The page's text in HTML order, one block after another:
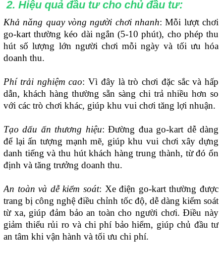
2. Hiệu quả đầu tư cho chủ đầu tư:
Khả năng quay vòng người chơi nhanh: Mỗi lượt chơi
go-kart thường kéo dài ngắn (5-10 phút), cho phép thu
hút số lượng lớn người chơi mỗi ngày và tối ưu hóa
doanh thu.
Phí trải nghiệm cao: Vì đây là trò chơi đặc sắc và hấp
dẫn, khách hàng thường sẵn sàng chi trả nhiều hơn so
với các trò chơi khác, giúp khu vui chơi tăng lợi nhuận.
Tạo dấu ấn thương hiệu: Đường đua go-kart dễ dàng
để lại ấn tượng mạnh mẽ, giúp khu vui chơi xây dựng
danh tiếng và thu hút khách hàng trung thành, từ đó ổn
định và tăng trưởng doanh thu.
An toàn và dễ kiểm soát: Xe điện go-kart thường được
trang bị công nghệ điều chỉnh tốc độ, dễ dàng kiểm soát
từ xa, giúp đảm bảo an toàn cho người chơi. Điều này
giảm thiểu rủi ro và chi phí bảo hiểm, giúp chủ đầu tư
an tâm khi vận hành và tối ưu chi phí.